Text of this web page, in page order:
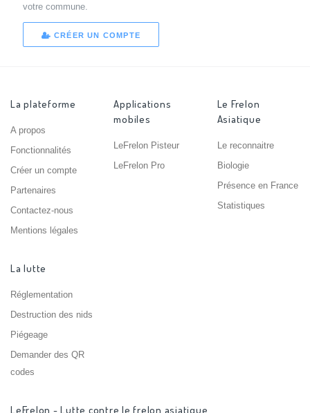
votre commune.
CRÉER UN COMPTE
La plateforme
A propos
Fonctionnalités
Créer un compte
Partenaires
Contactez-nous
Mentions légales
Applications
mobiles
LeFrelon Pisteur
LeFrelon Pro
Le Frelon
Asiatique
Le reconnaitre
Biologie
Présence en France
Statistiques
La lutte
Réglementation
Destruction des nids
Piégeage
Demander des QR
codes
LeFrelon - Lutte contre le frelon asiatique